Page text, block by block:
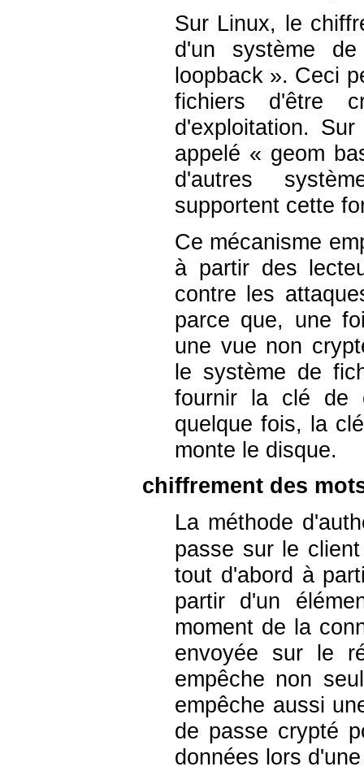
Sur Linux, le
d'un système
loopback ». Ceci
fichiers d'être
d'exploitation.
appelé « geom
d'autres
supportent cette
Ce mécanisme
à partir des
contre les
parce que, une
une vue non
le système de
fournir la clé de
quelque fois, la
monte le disque.
chiffrement des
La méthode
passe sur le
tout d'abord à
partir d'un
moment de la
envoyée sur le
empêche non
empêche aussi
de passe crypté
données lors